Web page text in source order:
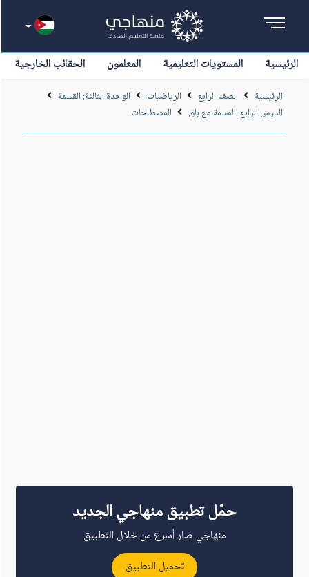
الرئيسية المستويات التعليمية المعلمون الحقائب الخارجية
الرئيسية الصف الرابع الرياضيات
الوحدة الثالثة: القسمة
الدرس الرابع: القسمة مع باق
المصطلحات
حمّل تطبيق منهاجي الجديد
منهاجي صار أسرع من خلال التطبيق
تحميل التطبيق